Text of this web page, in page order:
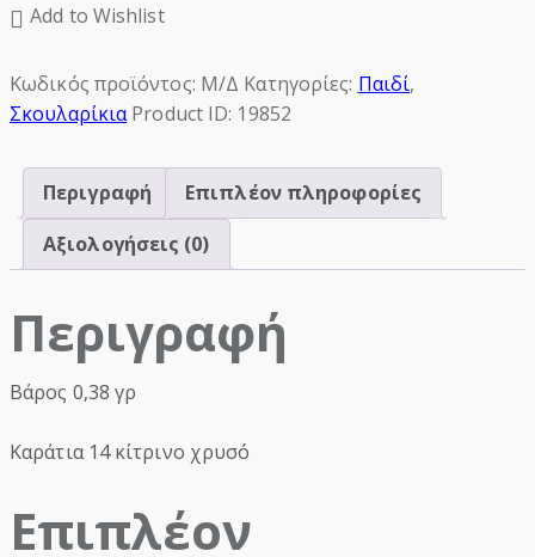
Add to Wishlist
Κωδικός προϊόντος: Μ/Δ Κατηγορίες: Παιδί,
Σκουλαρίκια Product ID: 19852
Περιγραφή
Επιπλέον πληροφορίες
Αξιολογήσεις (0)
Περιγραφή
Βάρος 0,38 γρ
Καράτια 14 κίτρινο χρυσό
Επιπλέον